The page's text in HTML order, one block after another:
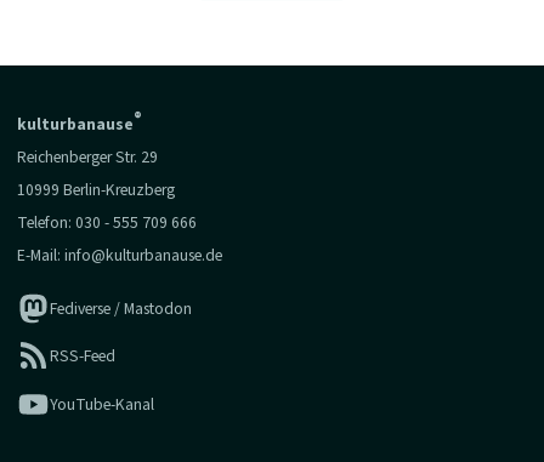
kulturbanause®
Reichenberger Str. 29
10999 Berlin-Kreuzberg
Telefon: 030 - 555 709 666
E-Mail: info@kulturbanause.de
Fediverse / Mastodon
RSS-Feed
YouTube-Kanal